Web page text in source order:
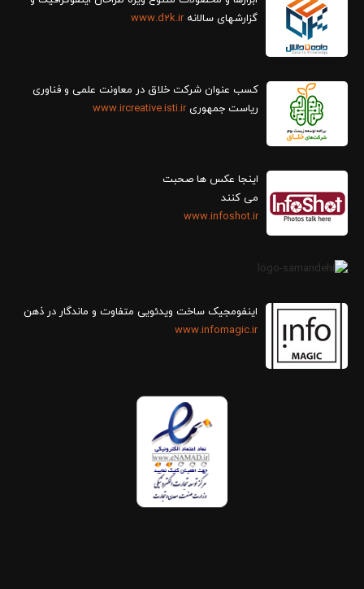
گزارش‎های سالانه
www.d2k.ir
کسب عنوان شرکت خلاق در معاونت علمی و فناوری
ریاست جمهوریwww.ircreative.isti.ir
اینجا عکس ها صحبت
می کنند
www.infoshot.ir
اینفومجیک ساخت ویدئویی متفاوت و ماندگار در ذهن
www.infomagic.ir